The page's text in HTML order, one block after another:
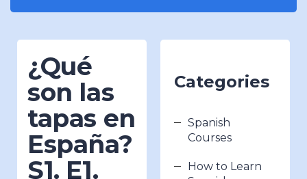
Categories
Spanish
Courses
How to Learn
¿Qué
son las
tapas en
España?
S1. E1.